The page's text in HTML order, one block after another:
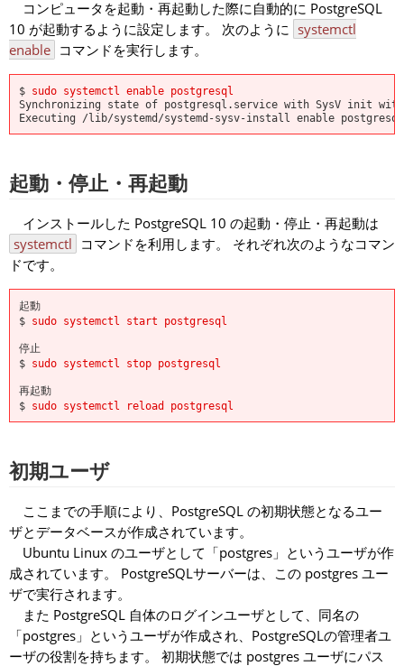
コンピュータを起動・再起動した際に自動的に PostgreSQL
10 が起動するように設定します。 次のように systemctl
enable コマンドを実行します。
$ sudo systemctl enable postgresql
Synchronizing state of postgresql.service with SysV init
Executing /lib/systemd/systemd-sysv-install enable postgresql
起動・停止・再起動
インストールした PostgreSQL 10 の起動・停止・再起動は
systemctl コマンドを利用します。 それぞれ次のようなコマン
ドです。
起動
$ sudo systemctl start postgresql
停止
$ sudo systemctl stop postgresql
再起動
$ sudo systemctl reload postgresql
初期ユーザ
ここまでの手順により、PostgreSQL の初期状態となるユー
ザとデータベースが作成されています。
Ubuntu Linux のユーザとして「postgres」というユーザが作
成されています。 PostgreSQLサーバーは、この postgres ユー
ザで実行されます。
また PostgreSQL 自体のログインユーザとして、同名の
「postgres」というユーザが作成され、PostgreSQLの管理者ユ
ーザの役割を持ちます。 初期状態では postgres ユーザにパス